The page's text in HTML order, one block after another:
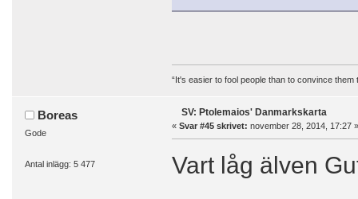
“It's easier to fool people than to convince them
Boreas
Gode
Antal inlägg: 5 477
SV: Ptolemaios' Danmarkskarta
« Svar #45 skrivet: november 28, 2014, 17:27 »
Vart låg älven